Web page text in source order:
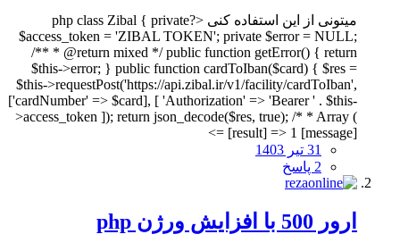
میتونی از این استفاده کنی <?php class Zibal { private
$access_token = 'ZIBAL TOKEN'; private $error = NULL;
/** * @return mixed */ public function getError() { return
$this->error; } public function cardToIban($card) { $res =
$this->requestPost('https://api.zibal.ir/v1/facility/cardToIban',
['cardNumber' => $card], [ 'Authorization' => 'Bearer ' . $this-
>access_token ]); return json_decode($res, true); /* * Array (
[result] => 1 [message] =>
31 تیر 1403
2 پاسخ
ارور 500 با افزایش ورژن php